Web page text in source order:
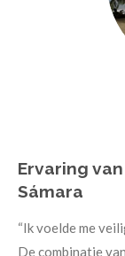
Ervaring
Sámara
“Ik voelde me
De combinatie